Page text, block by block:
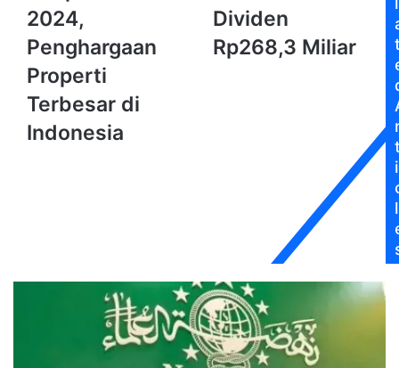
Choice
2024,
Penghargaan
Properti
Terbesar
Indonesia
2024,
Penghargaan
Properti
Terbesar di
Indonesia
Tebar
Dividen
Rp268,3
Dividen
Rp268,3 Miliar
i
l